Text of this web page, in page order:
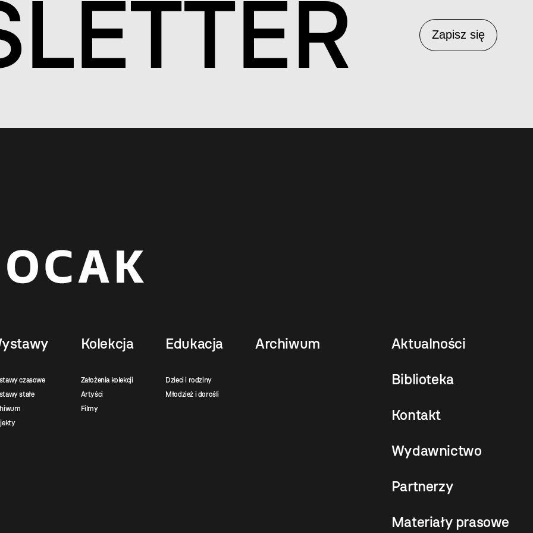
Zapisz się
LETTER
czasowe
stałe
Kolekcja
Założenia kolekcji
Artyści
Filmy
Edukacja
Dzieci i rodziny
Młodzież i dorośli
Archiwum Aktualności
Biblioteka
Kontakt
Wydawnictwo
Partnerzy
Materiały prasowe